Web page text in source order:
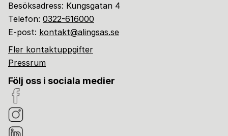
Besöksadress: Kungsgatan 4
Telefon: 0322-616000
E-post: kontakt@alingsas.se
Fler kontaktuppgifter
Pressrum
Följ oss i sociala medier